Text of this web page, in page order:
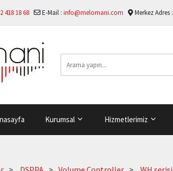
418 18 68 E-Mail : info@melomani.com Merkez Adres :
Kurumsal Hizmetlerimiz